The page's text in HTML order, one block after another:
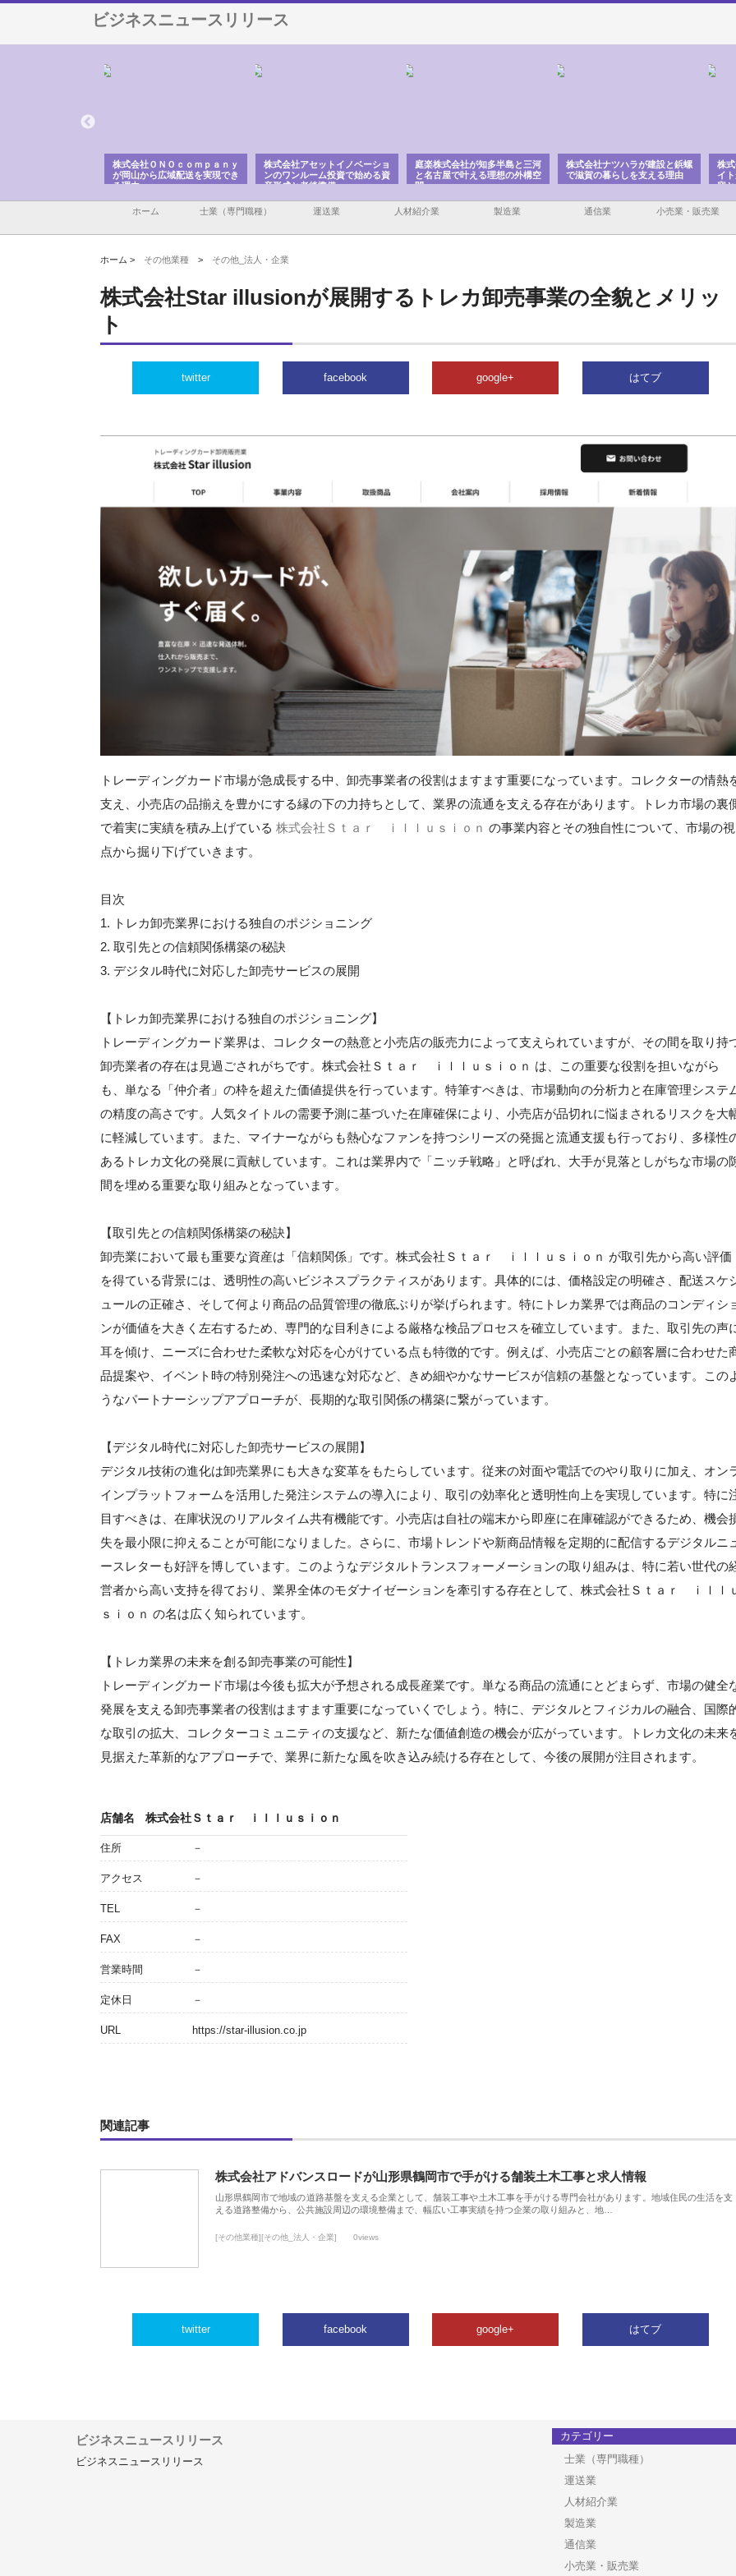
ビジネスニュースリリース
会社ＯＮＯｃｏｍｐａｎｙ
山から広域配送を実現でき
株式会社アセットイノベーショ
ンのワンルーム投資で始める資
産形成と老後準備
庭楽株式会社が知多半島と三河
と名古屋で叶える理想の外構空
間
株式会社ナツハラが建設と鋲螺
で滋賀の暮らしを支える理由
株式会社メタルエースの企業サ
イトが提供する充実した情報内
容とは
ホーム 士業（専門職種） 運送業 人材紹介業 製造業 通信業 小売業・販売業
ホーム > その他業種 > その他_法人・企業
株式会社Star illusionが展開するトレカ卸売事業の全貌とメリッ
ト
twitter facebook google+ はてブ
トレーディングカード市場が急成長する中、卸売事業者の役割はますます重要になっています。コレクターの情熱
支え、小売店の品揃えを豊かにする縁の下の力持ちとして、業界の流通を支える存在があります。トレカ市場の裏
で着実に実績を積み上げている 株式会社Ｓｔａｒ ｉｌｌｕｓｉｏｎ の事業内容とその独自性について、市場の視
点から掘り下げていきます。
目次
1. トレカ卸売業界における独自のポジショニング
2. 取引先との信頼関係構築の秘訣
3. デジタル時代に対応した卸売サービスの展開
【トレカ卸売業界における独自のポジショニング】
トレーディングカード業界は、コレクターの熱意と小売店の販売力によって支えられていますが、その間を取り持
卸売業者の存在は見過ごされがちです。株式会社Ｓｔａｒ ｉｌｌｕｓｉｏｎ は、この重要な役割を担いながら
も、単なる「仲介者」の枠を超えた価値提供を行っています。特筆すべきは、市場動向の分析力と在庫管理システ
の精度の高さです。人気タイトルの需要予測に基づいた在庫確保により、小売店が品切れに悩まされるリスクを大
に軽減しています。また、マイナーながらも熱心なファンを持つシリーズの発掘と流通支援も行っており、多様性
あるトレカ文化の発展に貢献しています。これは業界内で「ニッチ戦略」と呼ばれ、大手が見落としがちな市場の
間を埋める重要な取り組みとなっています。
【取引先との信頼関係構築の秘訣】
卸売業において最も重要な資産は「信頼関係」です。株式会社Ｓｔａｒ ｉｌｌｕｓｉｏｎ が取引先から高い評価
を得ている背景には、透明性の高いビジネスプラクティスがあります。具体的には、価格設定の明確さ、配送スケ
ュールの正確さ、そして何より商品の品質管理の徹底ぶりが挙げられます。特にトレカ業界では商品のコンディシ
ンが価値を大きく左右するため、専門的な目利きによる厳格な検品プロセスを確立しています。また、取引先の声
耳を傾け、ニーズに合わせた柔軟な対応を心がけている点も特徴的です。例えば、小売店ごとの顧客層に合わせた
品提案や、イベント時の特別発注への迅速な対応など、きめ細やかなサービスが信頼の基盤となっています。この
うなパートナーシップアプローチが、長期的な取引関係の構築に繋がっています。
【デジタル時代に対応した卸売サービスの展開】
デジタル技術の進化は卸売業界にも大きな変革をもたらしています。従来の対面や電話でのやり取りに加え、オン
インプラットフォームを活用した発注システムの導入により、取引の効率化と透明性向上を実現しています。特に
目すべきは、在庫状況のリアルタイム共有機能です。小売店は自社の端末から即座に在庫確認ができるため、機会
失を最小限に抑えることが可能になりました。さらに、市場トレンドや新商品情報を定期的に配信するデジタルニ
ースレターも好評を博しています。このようなデジタルトランスフォーメーションの取り組みは、特に若い世代の
営者から高い支持を得ており、業界全体のモダナイゼーションを牽引する存在として、株式会社Ｓｔａｒ ｉｌｌ
ｓｉｏｎ の名は広く知られています。
【トレカ業界の未来を創る卸売事業の可能性】
トレーディングカード市場は今後も拡大が予想される成長産業です。単なる商品の流通にとどまらず、市場の健全
発展を支える卸売事業者の役割はますます重要になっていくでしょう。特に、デジタルとフィジカルの融合、国際
な取引の拡大、コレクターコミュニティの支援など、新たな価値創造の機会が広がっています。トレカ文化の未来
見据えた革新的なアプローチで、業界に新たな風を吹き込み続ける存在として、今後の展開が注目されます。
店舗名 株式会社Ｓｔａｒ ｉｌｌｕｓｉｏｎ
住所 －
アクセス －
TEL －
FAX －
営業時間 －
定休日 －
URL https://star-illusion.co.jp
関連記事
株式会社アドバンスロードが山形県鶴岡市で手がける舗装土木工事と求人情報
山形県鶴岡市で地域の道路基盤を支える企業として、舗装工事や土木工事を手がける専門会社があります。地域住民の生活を支
える道路整備から、公共施設周辺の環境整備まで、幅広い工事実績を持つ企業の取り組みと、地…
[その他業種][その他_法人・企業] 0views
twitter facebook google+ はてブ
ビジネスニュースリリース
ビジネスニュースリリース
カテゴリー
士業（専門職種）
運送業
人材紹介業
製造業
通信業
小売業・販売業